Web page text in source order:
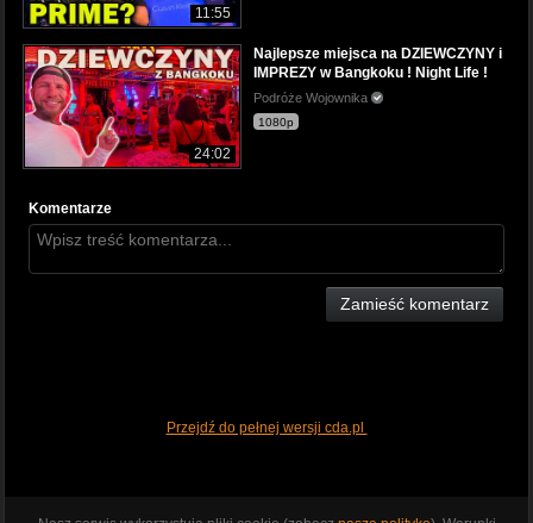
11:55
24:02
Najlepsze miejsca na DZIEWCZYNY i
IMPREZY w Bangkoku ! Night Life !
Podróże Wojownika
1080p
Komentarze
Zamieść komentarz
Przejdź do pełnej wersji cda.pl